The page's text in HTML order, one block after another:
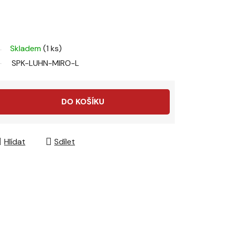
Skladem(1 ks)
SPK-LUHN-MIRO-L
DO KOŠÍKU
Hlídat Sdílet